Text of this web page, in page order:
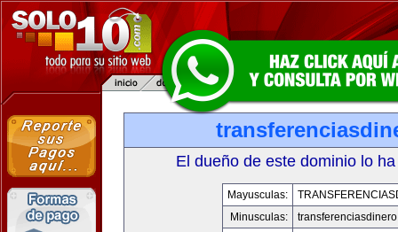
El dueño de este dominio lo
Mayusculas:
Minusculas: